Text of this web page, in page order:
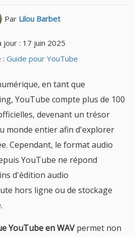
Par Lilou Barbet
jour : 17 juin 2025
: Guide pour YouTube
en tant que
YouTube compte plus de 100
devenant un trésor
monde entier afin d'explorer
Cependant, le format audio
YouTube ne répond
d'édition audio
hors ligne ou de stockage
YouTube en WAVpermet non